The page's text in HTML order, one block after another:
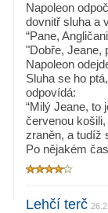
Napoleon
dovnitř sluha a
“Pane,
"Dobře, Jeane,
Napoleon
Sluha se ho
odpovídá:
“Milý Jeane, to
červenou
zraněn, a tudíž
Po nějakém
Lehčí terč